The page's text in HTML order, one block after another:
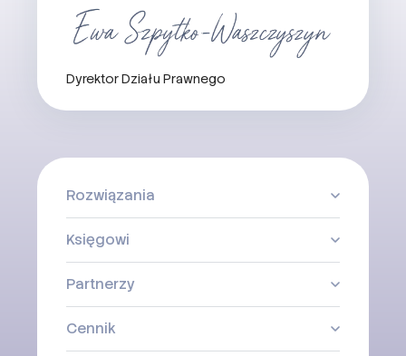
Dyrektor Działu Prawnego
Rozwiązania
Księgowi
Partnerzy
Cennik